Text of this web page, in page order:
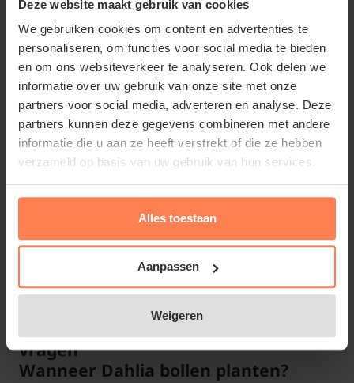
Deze website maakt gebruik van cookies
We gebruiken cookies om content en advertenties te
personaliseren, om functies voor social media te bieden
en om ons websiteverkeer te analyseren. Ook delen we
informatie over uw gebruik van onze site met onze
partners voor social media, adverteren en analyse. Deze
partners kunnen deze gegevens combineren met andere
informatie die u aan ze heeft verstrekt of die ze hebben
verzameld op basis van uw gebruik van hun services.
Alles toestaan
Aanpassen
Weigeren
vroege voorjaar in huis te halen. Door ze voortijdig
in een pot te planten en vorstvrij weg te zetten,
voorkom je teleurstelling en geniet je eerder van
bloeiende Dahlia’s.
Verzorging na het planten
Voor een rijke bloei is de juiste verzorging
belangrijk. Geef regelmatig water, zeker in droge
periodes, maar vermijd natte voeten. Gebruik vanaf
juni een kaliumrijke meststof voor extra bloei. Hoge
soorten kun je het beste ondersteunen met een
bamboestok. Door de top van de jonge plant eruit te
knijpen (toppen), stimuleer je een bossigere groei
met meer bloemen.
Dahlia knollen poten: veelgestelde
vragen
Wanneer Dahlia bollen planten?